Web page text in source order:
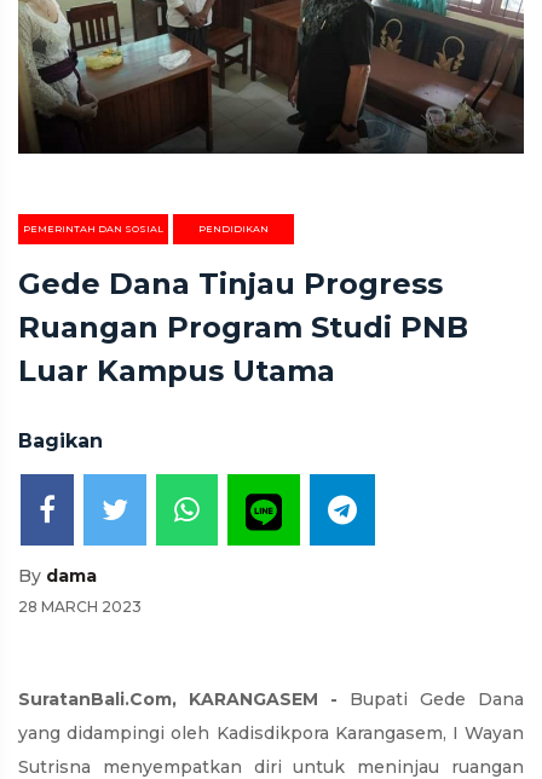
PEMERINTAH DAN SOSIAL PENDIDIKAN
Gede Dana Tinjau Progress
Ruangan Program Studi PNB
Luar Kampus Utama
Bagikan
By dama
28 MARCH 2023
SuratanBali.Com, KARANGASEM - Bupati Gede Dana
yang didampingi oleh Kadisdikpora Karangasem, I Wayan
Sutrisna menyempatkan diri untuk meninjau ruangan